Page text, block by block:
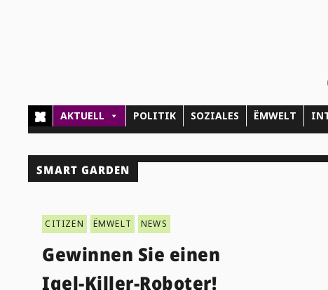
AKTUELL POLITIK SOZIALES ËMWELT
SMART GARDEN
CITIZEN ËMWELT NEWS
Gewinnen Sie einen
Igel-Killer-Roboter!